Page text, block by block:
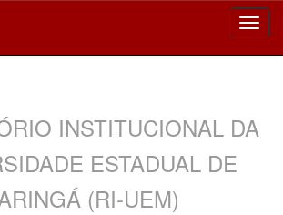
INSTITUCIONAL DA
ESTADUAL DE
(RI-UEM)